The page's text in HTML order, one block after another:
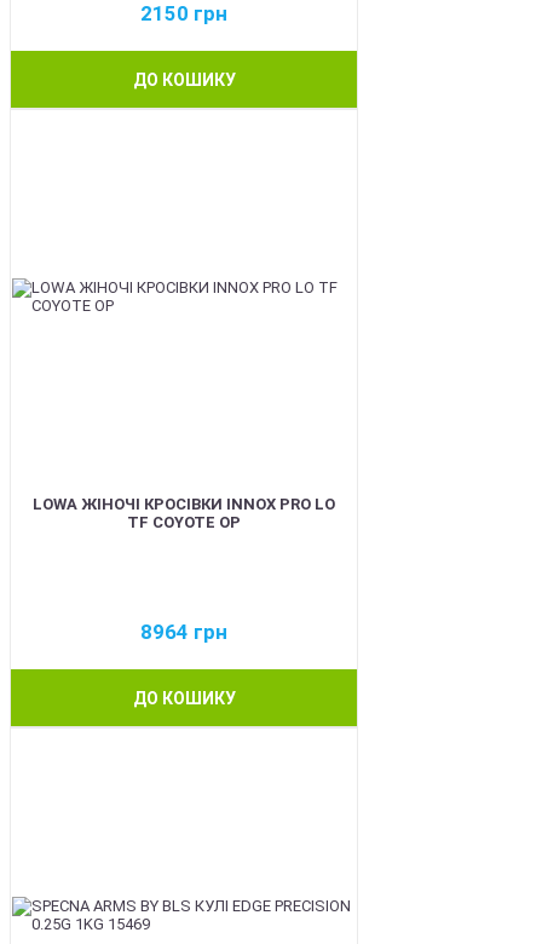
2150 грн
ДО КОШИКУ
LOWA ЖІНОЧІ КРОСІВКИ INNOX PRO LO
TF COYOTE OP
8964 грн
ДО КОШИКУ